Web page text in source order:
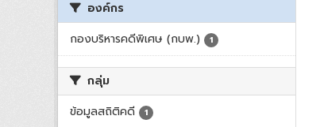
องค์กร
กองบริหารคดีพิเศษ (กบพ.)
1
กลุ่ม
ข้อมูลสถิติคดี
1